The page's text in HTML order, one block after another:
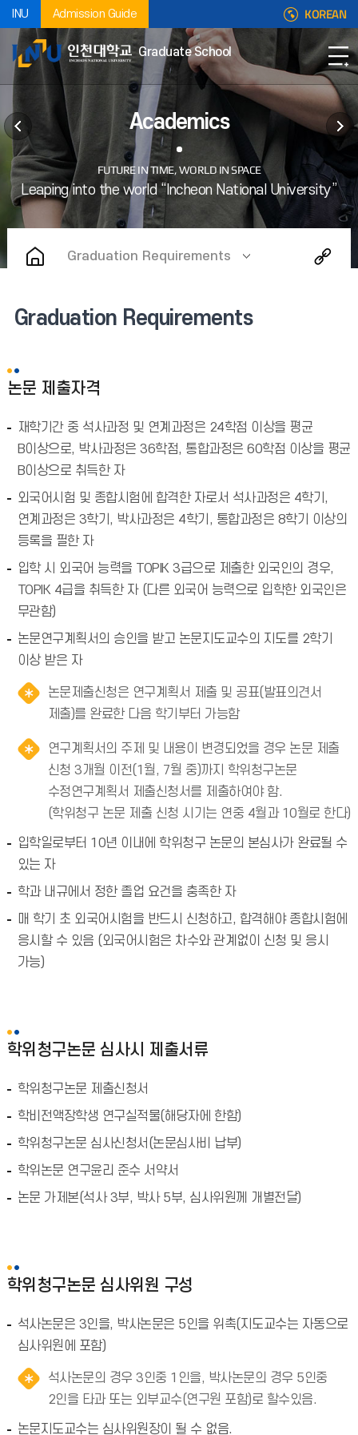
INU Admission Guide KOREAN
Graduate School
Academics
Graduation Requirements
Graduation Requirements
논문 제출자격
재학기간 중 석사과정 및 연계과정은 24학점 이상을 평균
B이상으로, 박사과정은 36학점, 통합과정은 60학점 이상을 평균
B이상으로 취득한 자
외국어시험 및 종합시험에 합격한 자로서 석사과정은 4학기,
연계과정은 3학기, 박사과정은 4학기, 통합과정은 8학기 이상의
등록을 필한 자
입학 시 외국어 능력을 TOPIK 3급으로 제출한 외국인의 경우,
TOPIK 4급을 취득한 자 (다른 외국어 능력으로 입학한 외국인은
무관함)
논문연구계획서의 승인을 받고 논문지도교수의 지도를 2학기
이상 받은 자
논문제출신청은 연구계획서 제출 및 공표(발표의견서
제출)를 완료한 다음 학기부터 가능함
연구계획서의 주제 및 내용이 변경되었을 경우 논문 제출
신청 3개월 이전(1월, 7월 중)까지 학위청구논문
수정연구계획서 제출신청서를 제출하여야 함.
(학위청구 논문 제출 신청 시기는 연중 4월과 10월로 한다)
입학일로부터 10년 이내에 학위청구 논문의 본심사가 완료될 수
있는 자
학과 내규에서 정한 졸업 요건을 충족한 자
매 학기 초 외국어시험을 반드시 신청하고, 합격해야 종합시험에
응시할 수 있음 (외국어시험은 차수와 관계없이 신청 및 응시
가능)
학위청구논문 심사시 제출서류
학위청구논문 제출신청서
학비전액장학생 연구실적물(해당자에 한함)
학위청구논문 심사신청서(논문심사비 납부)
학위논문 연구윤리 준수 서약서
논문 가제본(석사 3부, 박사 5부, 심사위원께 개별전달)
학위청구논문 심사위원 구성
석사논문은 3인을, 박사논문은 5인을 위촉(지도교수는 자동으로
심사위원에 포함)
석사논문의 경우 3인중 1인을, 박사논문의 경우 5인중
2인을 타과 또는 외부교수(연구원 포함)로 할수있음.
논문지도교수는 심사위원장이 될 수 없음.